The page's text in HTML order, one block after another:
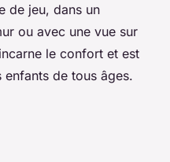
de jeu, dans un
ou avec une vue sur
le confort et est
de tous âges.